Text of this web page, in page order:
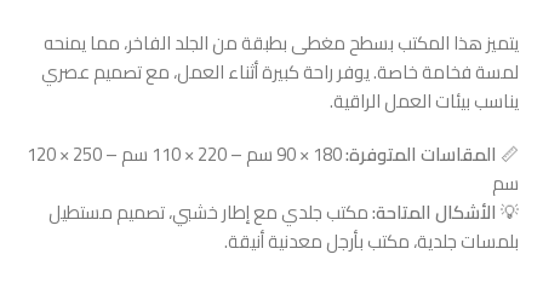
يتميز هذا المكتب بسطح مغطى بطبقة من الجلد الفاخر، مما يمنحه
لمسة فخامة خاصة. يوفر راحة كبيرة أثناء العمل، مع تصميم عصري
يناسب بيئات العمل الراقية.
📏 المقاسات المتوفرة:
180 × 90 سم – 220 × 110 سم – 250 × 120
سم
💡الأشكال المتاحة:مكتب جلدي مع إطار خشبي، تصميم مستطيل
بلمسات جلدية، مكتب بأرجل معدنية أنيقة.